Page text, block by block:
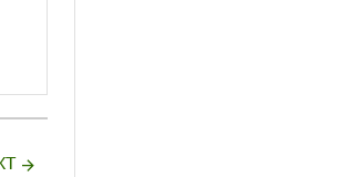
arrow_forward